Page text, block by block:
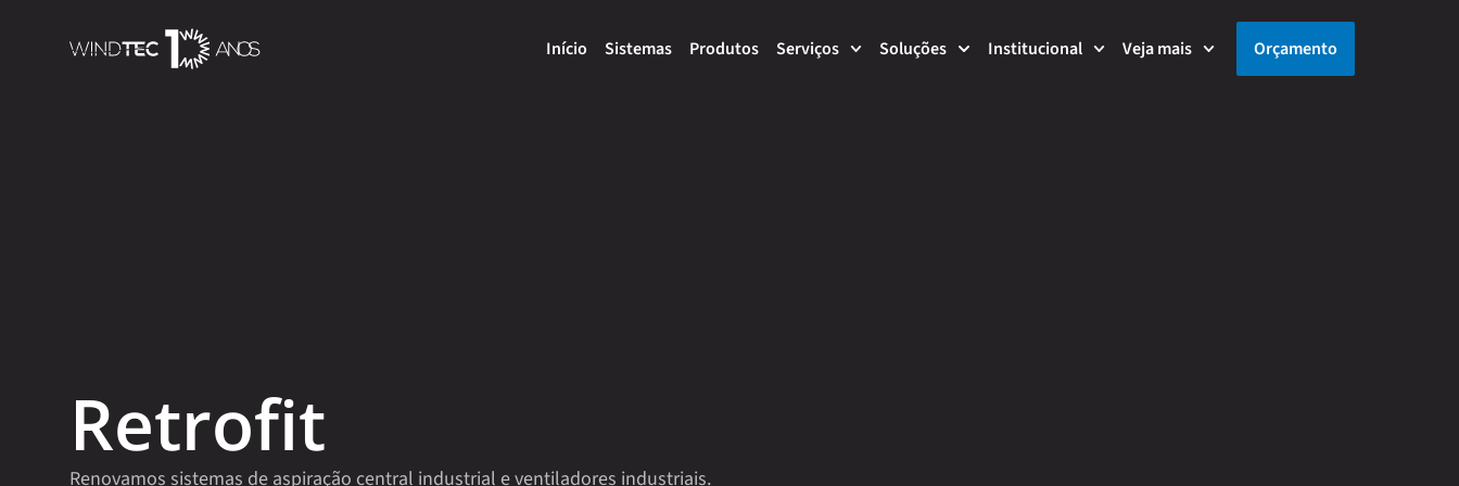
Início Sistemas Produtos Serviços Soluções Institucional Veja mais Orçamento
Retrofit
Renovamos sistemas de aspiração central industrial e ventiladores industriais.